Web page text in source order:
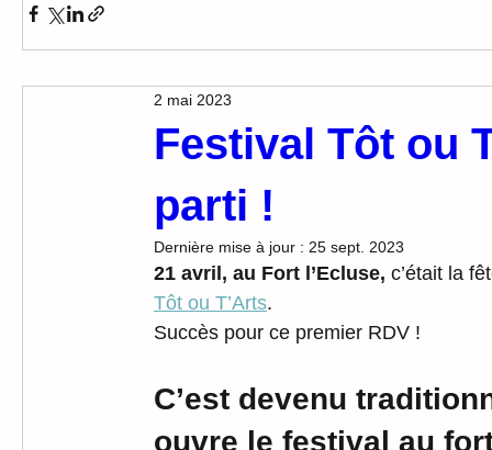
Festival Tôt ou
parti !
2 mai 2023
Dernière mise à jour : 25 sept. 2023
21 avril, au Fort l’Ecluse, c’était la
Tôt ou T’Arts.
Succès pour ce premier RDV !
C’est devenu
ouvre le festival au